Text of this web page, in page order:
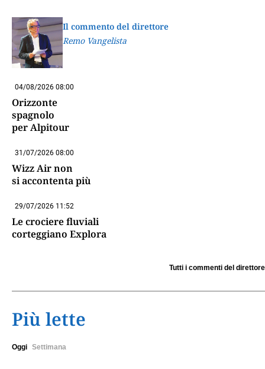
Il commento del direttore
Remo Vangelista
04/08/2026 08:00
Orizzonte
spagnolo
per Alpitour
31/07/2026 08:00
Wizz Air non
si accontenta più
29/07/2026 11:52
Le crociere fluviali
corteggiano Explora
Tutti i commenti del direttore
Più lette
Oggi Settimana